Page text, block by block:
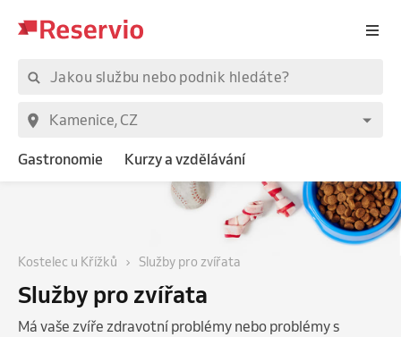
Gastronomie Kurzy a vzdělávání
Kostelec u Křížků Služby pro zvířata
Služby pro zvířata
Má vaše zvíře zdravotní problémy nebo problémy s